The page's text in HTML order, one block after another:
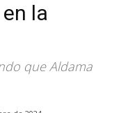
la
que Aldama